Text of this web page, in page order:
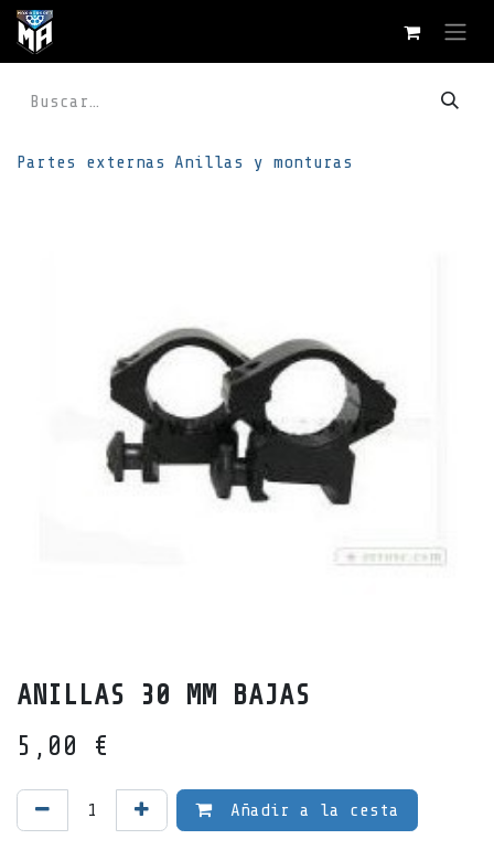
Ir al contenido
Partes externas Anillas y monturas
ANILLAS 30 MM BAJAS
5,00
€
Añadir a la cesta